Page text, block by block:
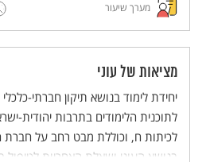
מערך שיעור
מציאות של עוני
יחידת לימוד בנושא תיקון חברתי-
לתוכנית הלימודים בתרבות יהודית-
לכיתות ח, וכוללת מבט רחב על
בנושא העוני ושאלת האחריות לטיפול